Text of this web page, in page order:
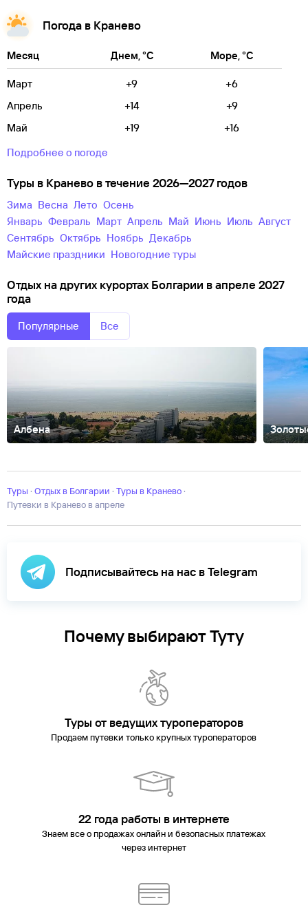
Погода в Кранево
Месяц Днем, °C Море, °C
Март +9
+6
Апрель
+14
+9
Май
+19
+16
Подробнее о погоде
Туры в Кранево в течение 2026—2027 годов
зима весна лето
осень
Январь
Февраль Март Апрель Май Июнь Июль
Август
Сентябрь
Октябрь Ноябрь
Декабрь
майские праздники
новогодние туры
Отдых на других курортах Болгарии в апреле 2027
года
Популярные Все
Албена
Туры · Отдых в Болгарии · Туры в Кранево ·
Путевки в Кранево в апреле
Подписывайтесь на нас в Telegram
Почему выбирают Туту
Туры от ведущих туроператоров
Продаем путевки только крупных туроператоров
22 года работы в интернете
Знаем все о продажах онлайн и безопасных платежах
через интернет